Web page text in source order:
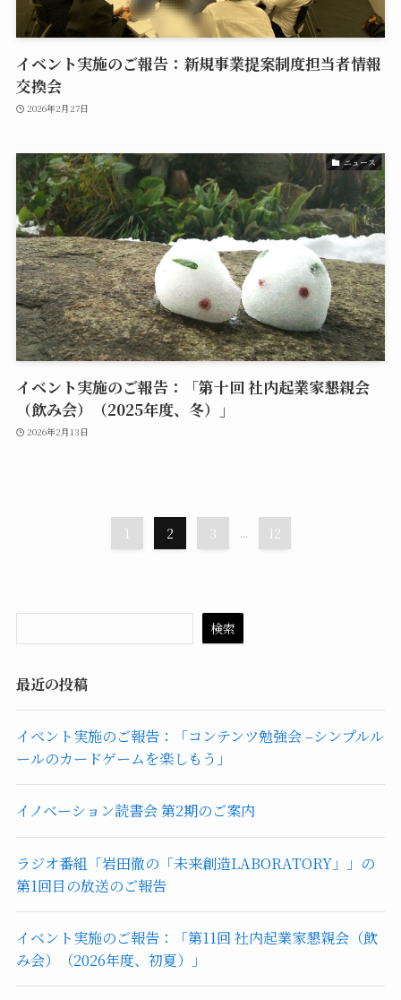
イベント実施のご報告：新規事業提案制度担当者情報
交換会
2026年2月27日
ニュース
イベント実施のご報告：「第十回 社内起業家懇親会
（飲み会）（2025年度、冬）」
2026年2月13日
1 2 3 ... 12
検索
最近の投稿
イベント実施のご報告：「コンテンツ勉強会 –シンプルル
ールのカードゲームを楽しもう」
イノベーション読書会 第2期のご案内
ラジオ番組「岩田徹の「未来創造LABORATORY」」の
第1回目の放送のご報告
イベント実施のご報告：「第11回 社内起業家懇親会（飲
み会）（2026年度、初夏）」